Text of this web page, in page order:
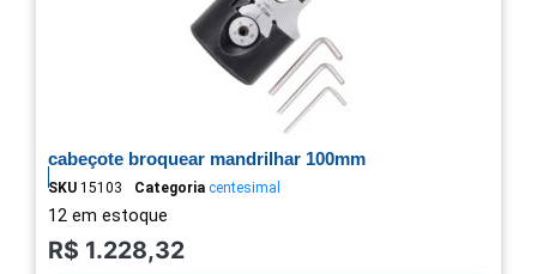
cabeçote broquear mandrilhar 100mm
SKU 15103 Categoria centesimal
12 em estoque
R$ 1.228,32